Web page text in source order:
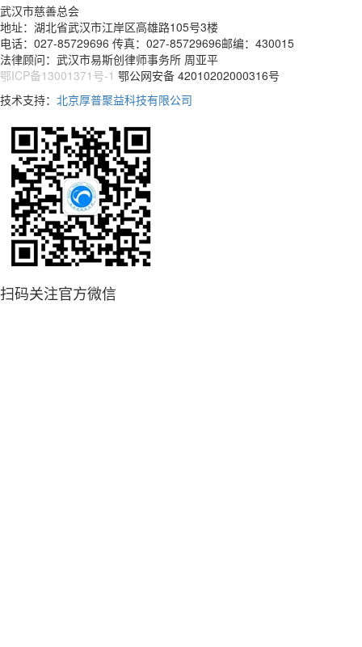
武汉市慈善总会
地址：湖北省武汉市江岸区高雄路105号3楼
电话：027-85729696 传真：027-85729696邮编：430015
法律顾问：武汉市易斯创律师事务所 周亚平
鄂ICP备13001371号-1 鄂公网安备 42010202000316号
技术支持： 北京厚普聚益科技有限公司
扫码关注官方微信